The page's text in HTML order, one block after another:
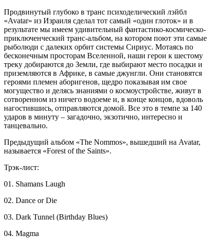
Продвинутый глубоко в транс психоделический лэйбл
«Avatar» из Израиля сделал тот самый «один глоток» и в
результате мы имеем удивительный фантастико-космическо-
приключенческий транс-альбом, на котором поют эти самые
рыболюди с далеких орбит системы Сириус. Мотаясь по
бесконечным просторам Вселенной, наши герои к шестому
треку добираются до Земли, где выбирают место посадки и
приземляются в Африке, в самые джунгли. Они становятся
героями племен аборигенов, щедро показывая им свое
могущество и делясь знаниями о космоустройстве, живут в
сотворенном из ничего водоеме и, в конце концов, вдоволь
нагостившись, отправляются домой. Все это в темпе за 140
ударов в минуту – загадочно, экзотично, интересно и
танцевально.
Предыдущий альбом «The Nommos», вышедший на Avatar,
называется «Forest of the Saints».
Трэк-лист:
01. Shamans Laugh
02. Dance or Die
03. Dark Tunnel (Birthday Blues)
04. Magma